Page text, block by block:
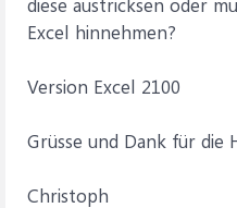
Excel hinnehmen?
Version Excel 2100
Grüsse und Dank für die
Christoph